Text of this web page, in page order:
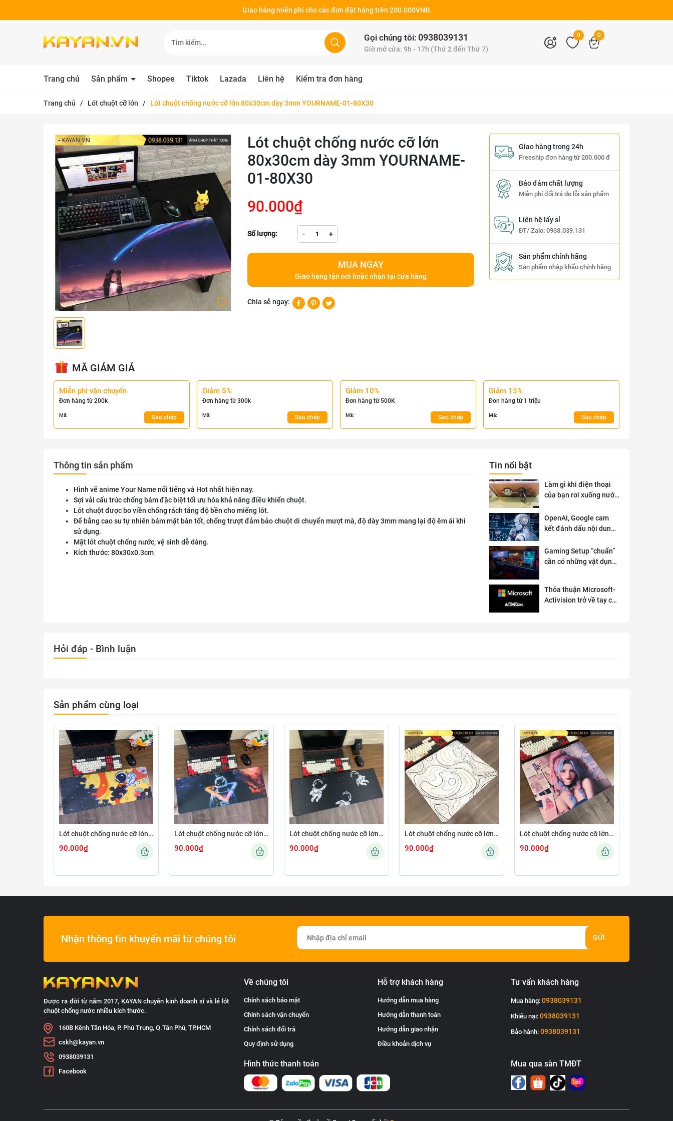
Giao hàng miễn phí cho các đơn đặt hàng trên 200.000VNĐ.
Gọi chúng tôi: 0938039131
Giờ mở cửa: 9h - 17h (Thứ 2 đến Thứ 7)
0 0
Trang chủ Sản phẩm Shopee Tiktok Lazada Liên hệ Kiểm tra đơn hàng
Trang chủ / Lót chuột cỡ lớn / Lót chuột chống nước cỡ lớn 80x30cm dày 3mm YOURNAME-01-80X30
Lót chuột chống nước cỡ lớn
80x30cm dày 3mm YOURNAME-
01-80X30
90.000₫
Số lượng: - +
MUA NGAY
Giao hàng tận nơi hoặc nhận tại cửa hàng
Chia sẻ ngay:
Giao hàng trong 24h
Freeship đơn hàng từ 200.000 đ
Bảo đảm chất lượng
Miễn phí đổi trả do lỗi sản phẩm
Liên hệ lấy sỉ
ĐT/ Zalo: 0938.039.131
Sản phẩm chính hãng
Sản phẩm nhập khẩu chính hãng
MÃ GIẢM GIÁ
Miễn phí vận chuyển
Đơn hàng từ 200k
Mã: Sao chép
Giảm 5%
Đơn hàng từ 300k
Mã: Sao chép
Giảm 10%
Đơn hàng từ 500K
Mã: Sao chép
Giảm 15%
Đơn hàng từ 1 triệu
Mã: Sao chép
Thông tin sản phẩm
Hình vẽ anime Your Name nổi tiếng và Hot nhất hiện nay.
Sợi vải cấu trúc chống bám đặc biệt tối ưu hóa khả năng điều khiển chuột.
Lót chuột được bo viền chống rách tăng độ bền cho miếng lót.
Đế bằng cao su tự nhiên bám mặt bàn tốt, chống trượt đảm bảo chuột di chuyển mượt mà, độ dày 3mm mang lại độ êm ái khi
sử dụng.
Mặt lót chuột chống nước, vệ sinh dễ dàng.
Kích thước: 80x30x0.3cm
Tin nổi bật
Làm gì khi điện thoại
của bạn rơi xuống nước
OpenAI, Google cam
kết đánh dấu nội dung
Gaming Setup “chuẩn”
cần có những vật dụng
Thỏa thuận Microsoft-
Activision trở về tay cơ
Hỏi đáp - Bình luận
Sản phẩm cùng loại
Lót chuột chống nước cỡ lớn 80x30cm dày 3mm ASTRO-03-80X30
90.000₫
Lót chuột chống nước cỡ lớn 80x30cm dày 3mm ASTRO-02-80X30
90.000₫
Lót chuột chống nước cỡ lớn 80x30cm dày 3mm ASTRO-01-80X30
90.000₫
Lót chuột chống nước cỡ lớn 45x40cm dày 4mm MINIMAL-12-45X40-4MM
90.000₫
Lót chuột chống nước cỡ lớn 45x40cm dày 4mm GIRL-04-45X40-4MM
90.000₫
Nhận thông tin khuyến mãi từ chúng tôi GỬI
Được ra đời từ năm 2017, KAYAN chuyên kinh doanh sỉ và lẻ lót
chuột chống nước nhiều kích thước.
160B Kênh Tân Hóa, P. Phú Trung, Q.Tân Phú, TP.HCM
cskh@kayan.vn
0938039131
Facebook
Về chúng tôi
Chính sách bảo mật
Chính sách vận chuyển
Chính sách đổi trả
Quy định sử dụng
Hỗ trợ khách hàng
Hướng dẫn mua hàng
Hướng dẫn thanh toán
Hướng dẫn giao nhận
Điều khoản dịch vụ
Tư vấn khách hàng
Mua hàng:0938039131
Khiếu nại:0938039131
Bảo hành:0938039131
Hình thức thanh toán Mua qua sàn TMĐT